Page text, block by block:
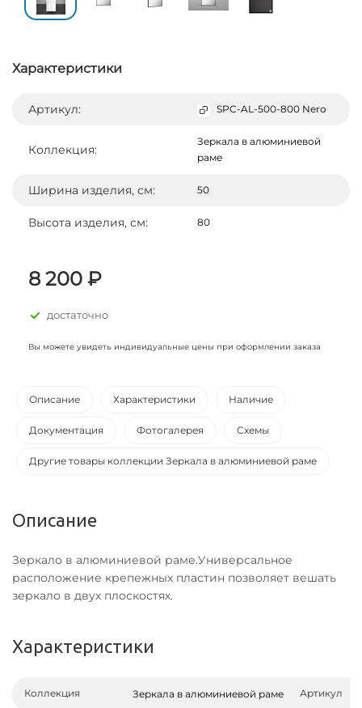
Характеристики
Артикул: SPC-AL-500-800 Nero
Коллекция:
Зеркала в алюминиевой
раме
Ширина изделия, см: 50
Высота изделия, см: 80
8 200 ₽
достаточно
Вы можете увидеть индивидуальные цены при оформлении заказа
Описание Характеристики Наличие
Документация Фотогалерея Схемы
Другие товары коллекции Зеркала в алюминиевой раме
Описание
Зеркало в алюминиевой раме.Универсальное
расположение крепежных пластин позволяет вешать
зеркало в двух плоскостях.
Характеристики
Коллекция Зеркала в алюминиевой раме Артикул